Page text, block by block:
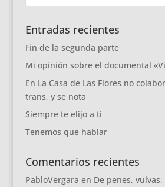
Entradas recientes
Fin de la segunda parte
Mi opinión sobre el documental
En La Casa de Las Flores no
trans, y se nota
Siempre te elijo a ti
Tenemos que hablar
Comentarios recientes
PabloVergara en De penes,